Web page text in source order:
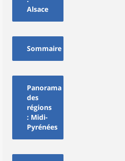
Alsace
Sommaire
Panorama
des
régions
: Midi-
Pyrénées